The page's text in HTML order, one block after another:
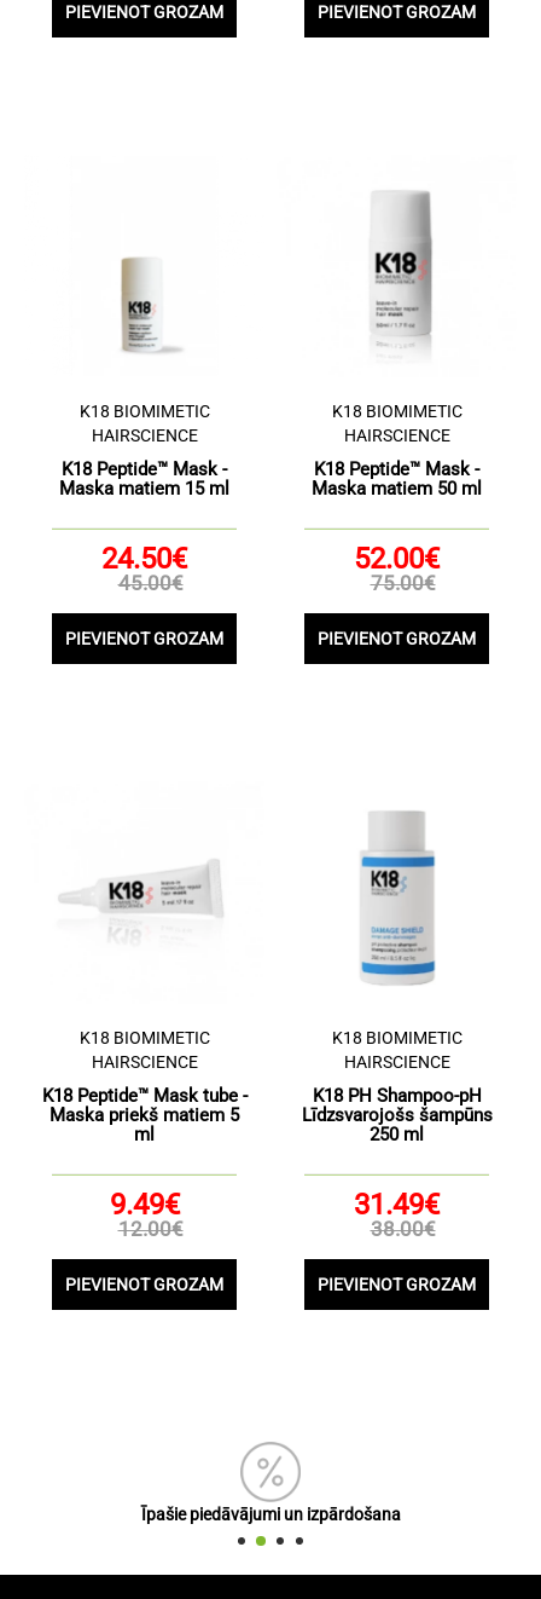
PIEVIENOT GROZAM PIEVIENOT GROZAM
K18 BIOMIMETIC
HAIRSCIENCE
K18 Peptide™ Mask -
Maska matiem 15 ml
24.50€
45.00€
PIEVIENOT GROZAM
K18 BIOMIMETIC
HAIRSCIENCE
K18 Peptide™ Mask -
Maska matiem 50 ml
52.00€
75.00€
PIEVIENOT GROZAM
K18 BIOMIMETIC
HAIRSCIENCE
K18 Peptide™ Mask tube -
Maska priekš matiem 5
ml
9.49€
12.00€
PIEVIENOT GROZAM
K18 BIOMIMETIC
HAIRSCIENCE
K18 PH Shampoo-pH
Līdzsvarojošs šampūns
250 ml
31.49€
38.00€
PIEVIENOT GROZAM
Īpašie piedāvājumi un izpārdošana